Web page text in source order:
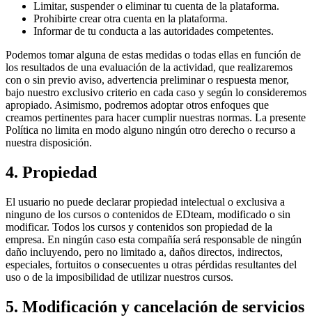
Limitar, suspender o eliminar tu cuenta de la plataforma.
Prohibirte crear otra cuenta en la plataforma.
Informar de tu conducta a las autoridades competentes.
Podemos tomar alguna de estas medidas o todas ellas en función de
los resultados de una evaluación de la actividad, que realizaremos
con o sin previo aviso, advertencia preliminar o respuesta menor,
bajo nuestro exclusivo criterio en cada caso y según lo consideremos
apropiado. Asimismo, podremos adoptar otros enfoques que
creamos pertinentes para hacer cumplir nuestras normas. La presente
Política no limita en modo alguno ningún otro derecho o recurso a
nuestra disposición.
4. Propiedad
El usuario no puede declarar propiedad intelectual o exclusiva a
ninguno de los cursos o contenidos de EDteam, modificado o sin
modificar. Todos los cursos y contenidos son propiedad de la
empresa. En ningún caso esta compañía será responsable de ningún
daño incluyendo, pero no limitado a, daños directos, indirectos,
especiales, fortuitos o consecuentes u otras pérdidas resultantes del
uso o de la imposibilidad de utilizar nuestros cursos.
5. Modificación y cancelación de servicios